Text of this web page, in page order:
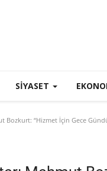
SIYASET
Bozkurt: “Hizmet İçin Gece